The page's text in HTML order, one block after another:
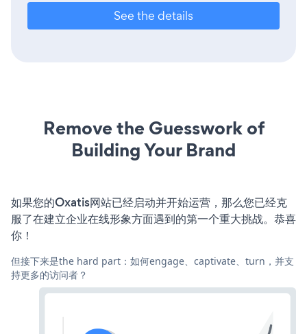
See the details
Remove the Guesswork of
Building Your Brand
如果您的Oxatis网站已经启动并开始运营，那么您已经克
服了在建立企业在线形象方面遇到的第一个重大挑战。恭喜
你！
但接下来是the hard part：如何engage、captivate、turn，并支
持更多的访问者？